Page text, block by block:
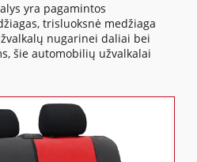
yra pagamintos
trisluoksnė medžiaga
nugarinei daliai bei
šie automobilių užvalkalai